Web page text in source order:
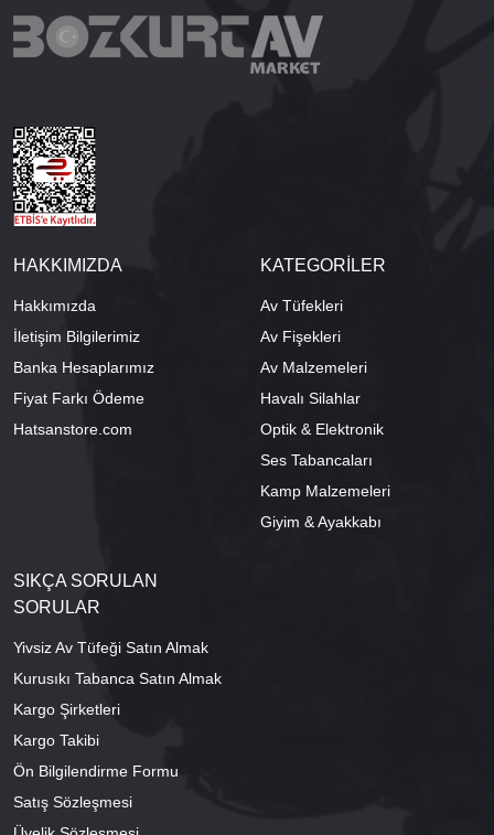
HAKKIMIZDA
Hakkımızda
İletişim Bilgilerimiz
Banka Hesaplarımız
Fiyat Farkı Ödeme
Hatsanstore.com
KATEGORİLER
Av Tüfekleri
Av Fişekleri
Av Malzemeleri
Havalı Silahlar
Optik & Elektronik
Ses Tabancaları
Kamp Malzemeleri
Giyim & Ayakkabı
SIKÇA SORULAN
SORULAR
Yivsiz Av Tüfeği Satın Almak
Kurusıkı Tabanca Satın Almak
Kargo Şirketleri
Kargo Takibi
Ön Bilgilendirme Formu
Satış Sözleşmesi